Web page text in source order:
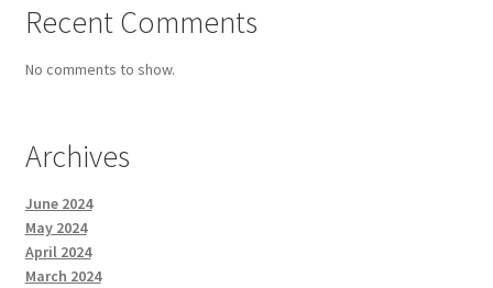
Recent Comments
No comments to show.
Archives
June 2024
May 2024
April 2024
March 2024